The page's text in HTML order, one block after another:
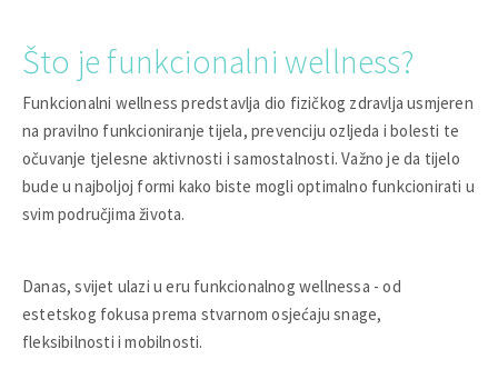
Što je funkcionalni wellness?
Funkcionalni wellness predstavlja dio fizičkog zdravlja usmjeren
na pravilno funkcioniranje tijela, prevenciju ozljeda i bolesti te
očuvanje tjelesne aktivnosti i samostalnosti. Važno je da tijelo
bude u najboljoj formi kako biste mogli optimalno funkcionirati u
svim područjima života.
Danas, svijet ulazi u eru funkcionalnog wellnessa - od
estetskog fokusa prema stvarnom osjećaju snage,
fleksibilnosti i mobilnosti.